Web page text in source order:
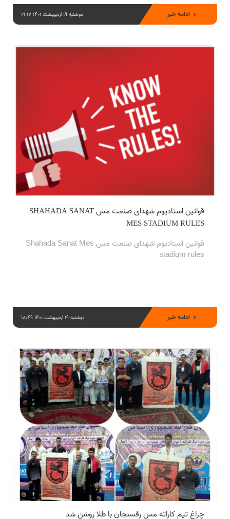
دوشنبه 19 اردیبهشت 1401 21:17 ادامه خبر
قوانین استادیوم شهدای صنعت مس SHAHADA SANAT
MES STADIUM RULES
قوانین استادیوم شهدای صنعت مس Shahada Sanat Mes
stadium rules
دوشنبه 19 اردیبهشت 1401 18:49 ادامه خبر
چراغ تيم كاراته مس رفسنجان با طلا روشن شد